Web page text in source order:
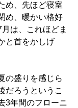
め、先ほど寝室
め、暖かい格好
は、これほどま
と首をかしげ
の盛りを感じら
だろうというこ
3年間のフローニ